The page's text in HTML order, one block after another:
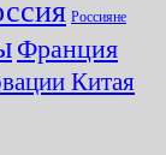
Россияне
Франция
Китая